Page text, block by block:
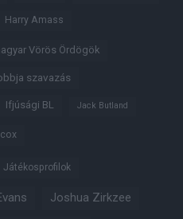
Harry Amass
Vörös Ördögök
szavazás
Ifjúsági BL Jack Butland
Játékosprofilok
Joshua Zirkzee